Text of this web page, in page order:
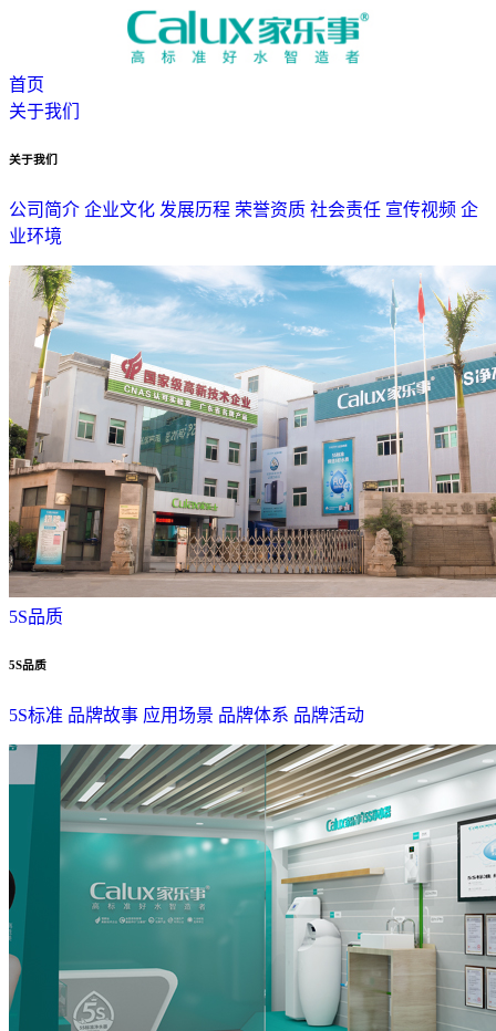
首页
关于我们
关于我们
公司简介 企业文化 发展历程 荣誉资质 社会责任 宣传视频 企
业环境
5S品质
5S品质
5S标准 品牌故事 应用场景 品牌体系 品牌活动